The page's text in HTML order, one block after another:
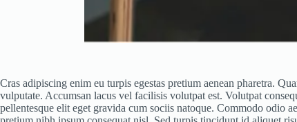
Cras adipiscing enim eu turpis egestas pretium aenean pharetra.
vulputate. Accumsan lacus vel facilisis volutpat est. Volutpat
pellentesque elit eget gravida cum sociis natoque. Commodo odio